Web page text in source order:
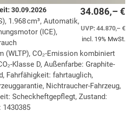
34.086,– €
UVP:44.870,– €
incl. 19% MwSt.
30.09.2026
1.968 cm³, Automatik,
(ICE),
(WLTP), CO₂-Emission kombiniert
Klasse D, Außenfarbe: Graphite-
Fahrfähigkeit: fahrtauglich,
Nichtraucher-Fahrzeug,
Scheckheftgepflegt, Zustand:
1430385
drucken